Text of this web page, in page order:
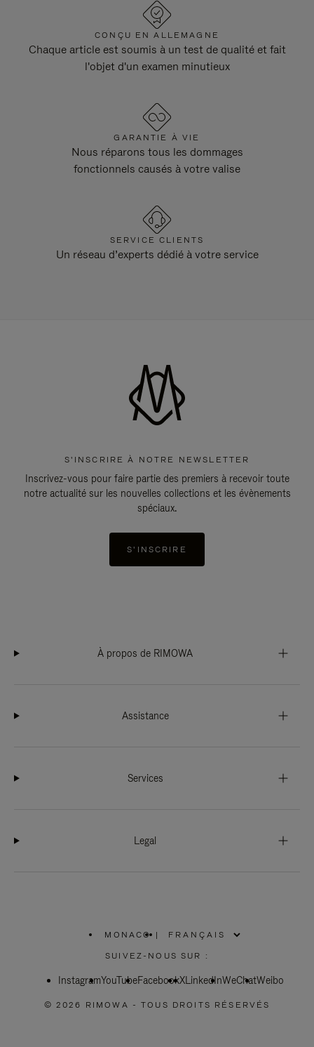
CONÇU EN ALLEMAGNE
Chaque article est soumis à un test de qualité et fait
l'objet d'un examen minutieux
GARANTIE À VIE
Nous réparons tous les dommages
fonctionnels causés à votre valise
SERVICE CLIENTS
Un réseau d’experts dédié à votre service
S'INSCRIRE À NOTRE NEWSLETTER
Inscrivez-vous pour faire partie des premiers à recevoir toute
notre actualité sur les nouvelles collections et les évènements
spéciaux.
S'INSCRIRE
À propos de RIMOWA
Assistance
Services
Legal
MONACO
SÉLECTIONNEZ
VOTRE
|
SUIVEZ-NOUS SUR :
InstagramYouTubeFacebookXLinkedInWeChatWeibo
© 2026 RIMOWA - TOUS DROITS RÉSERVÉS